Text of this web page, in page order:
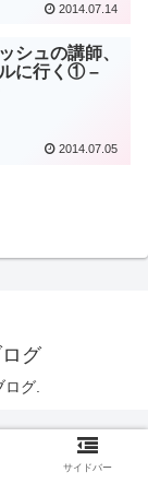
2014.07.14
シュの講師、
に行く① –
2014.07.05
グ
グ.
サイドバー